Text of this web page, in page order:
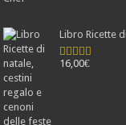
Libro Ricette
Valutato
16,00€